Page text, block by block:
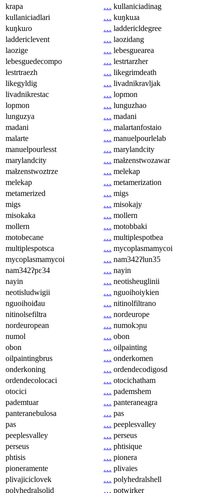
krapa
… kullaniciadinag
kullaniciadlari
… kuŋkuɹa
kuŋkuɾo
… laddericldegree
laddericlevent
… laozidang
laozige
… lebesguearea
lebesguedecompo
… lestrtarzher
lestrtraezh
… likegrimdeath
likegyldig
… livadnikravljak
livadnikrestac
… lopmon
lopmon
… lunguzhao
lunguzya
… madani
madani
… malartanfostaio
malarte
… manuelpourlelab
manuelpourlesst
… marylandcity
marylandcity
… małzenstwozawar
małzenstwoztrze
… melekap
melekap
… metamerization
metamerized
… migs
migs
… misokajy
misokaka
… mollern
mollern
… motobbaki
motobecane
… multiplespotbea
multiplespotsca
… mycoplasmamycoi
mycoplasmamycoi
… nam342ʔlun35
nam342ʔpɛ34
… nayin
nayin
… neotisheuglinii
neotisludwigii
… nguoihoiykien
nguoihoiđau
… nitinolfiltrano
nitinolsefiltra
… nordeurope
nordeuropean
… numokɔɲu
numol
… obon
obon
… oilpainting
oilpaintingbrus
… onderkomen
onderkoning
… ordendecodigosd
ordendecolocaci
… otocichatham
otocici
… pademshem
pademtuar
… panteraneagra
panteranebulosa
… pas
pas
… peeplesvalley
peeplesvalley
… perseus
perseus
… phtisique
phtisis
… pionera
pioneramente
… plivaies
plivajiciclovek
… polyhedralshell
polyhedralsolid
… potwirker